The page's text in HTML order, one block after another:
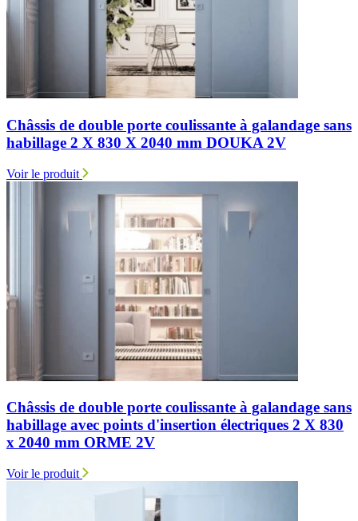
Châssis de double porte coulissante à galandage sans
habillage 2 X 830 X 2040 mm DOUKA 2V
Voir le produit
Châssis de double porte coulissante à galandage sans
habillage avec points d'insertion électriques 2 X 830
x 2040 mm ORME 2V
Voir le produit